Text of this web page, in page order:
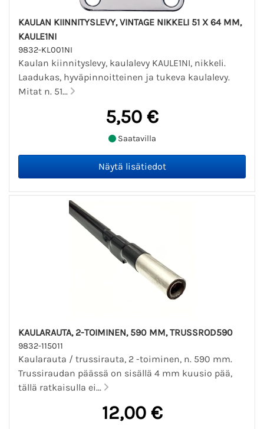
KAULAN KIINNITYSLEVY, VINTAGE NIKKELI 51 X 64 MM,
KAULE1NI
9832-KL001NI
Kaulan kiinnityslevy, kaulalevy KAULE1NI, nikkeli.
Laadukas, hyväpinnoitteinen ja tukeva kaulalevy.
Mitat n. 51...
5,50 €
Saatavilla
KAULARAUTA, 2-TOIMINEN, 590 MM, TRUSSROD590
9832-115011
Kaularauta / trussirauta, 2 -toiminen, n. 590 mm.
Trussiraudan päässä on sisällä 4 mm kuusio pää,
tällä ratkaisulla ei...
12,00 €